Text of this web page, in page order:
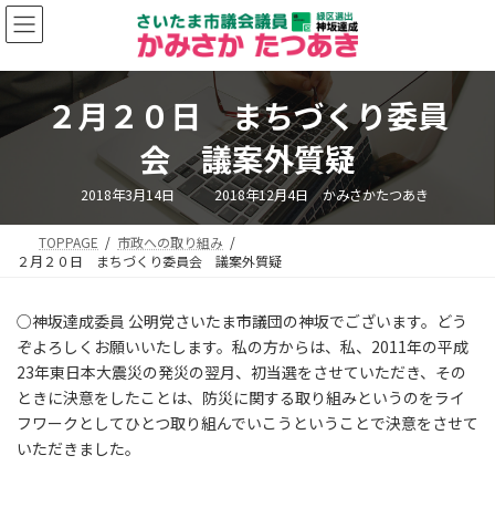
コ
ン
ン
ス
ナ
ビ
ー
ン
２月２０日 まちづくり委員
会 議案外質疑
2018年3月14日 最
終
更
新
日
時
:
2018年12月4日 かみさかたつあき
TOPPAGE
市政への取り組み
２月２０日 まちづくり委員会 議案外質疑
○神坂達成委員 公明党さいたま市議団の神坂でございます。どう
ぞよろしくお願いいたします。私の方からは、私、2011年の平成
23年東日本大震災の発災の翌月、初当選をさせていただき、その
ときに決意をしたことは、防災に関する取り組みというのをライ
フワークとしてひとつ取り組んでいこうということで決意をさせて
いただきました。